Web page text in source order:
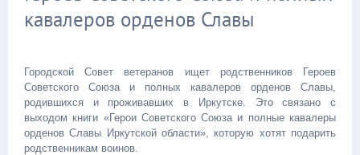
кавалеров орденов Славы
Городской Совет ветеранов ищет родственников Героев
Советского Союза и полных кавалеров орденов Славы,
родившихся и проживавших в Иркутске. Это связано с
выходом книги «Герои Советского Союза и полные кавалеры
орденов Славы Иркутской области», которую хотят подарить
родственникам воинов.